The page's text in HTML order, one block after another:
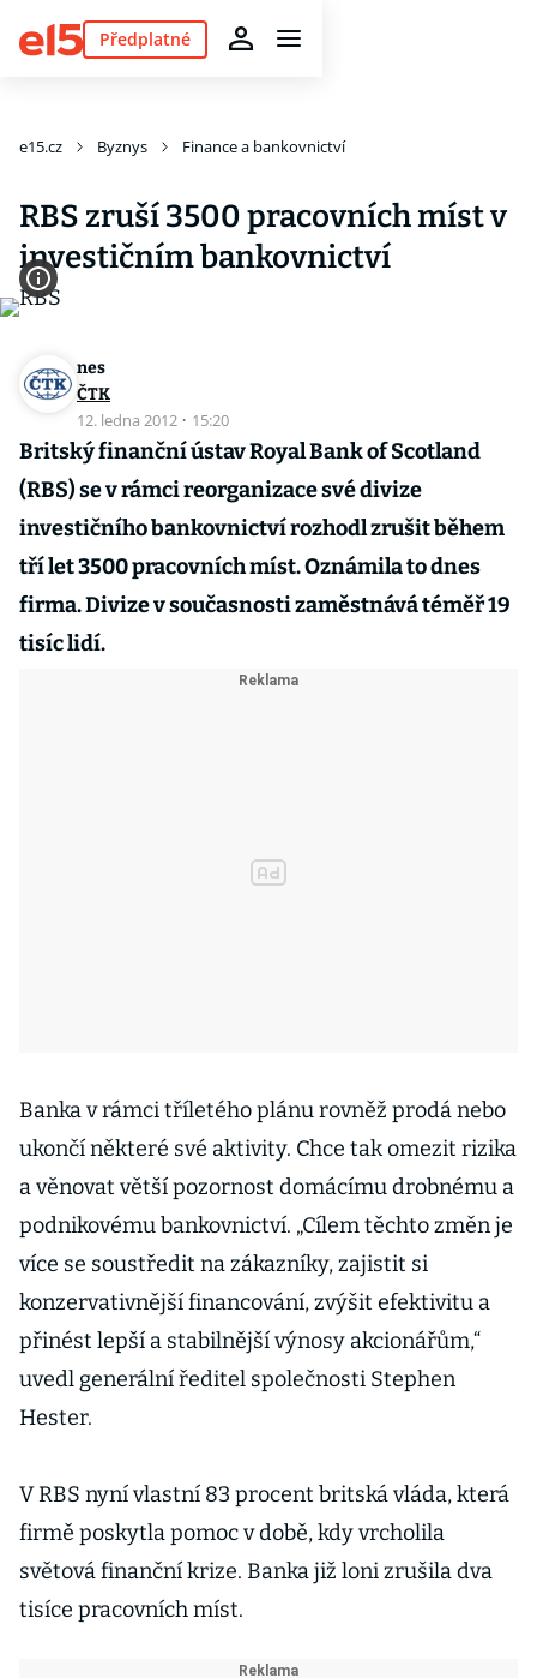
Předplatné
e15.cz Byznys Finance a bankovnictví
RBS zruší 3500 pracovních míst v
investičním bankovnictví
nes
ČTK
12. ledna 2012 · 15:20
Britský finanční ústav Royal Bank of Scotland
(RBS) se v rámci reorganizace své divize
investičního bankovnictví rozhodl zrušit během
tří let 3500 pracovních míst. Oznámila to dnes
firma. Divize v současnosti zaměstnává téměř 19
tisíc lidí.
Banka v rámci tříletého plánu rovněž prodá nebo
ukončí některé své aktivity. Chce tak omezit rizika
a věnovat větší pozornost domácímu drobnému a
podnikovému bankovnictví. „Cílem těchto změn je
více se soustředit na zákazníky, zajistit si
konzervativnější financování, zvýšit efektivitu a
přinést lepší a stabilnější výnosy akcionářům,“
uvedl generální ředitel společnosti Stephen
Hester.
V RBS nyní vlastní 83 procent britská vláda, která
firmě poskytla pomoc v době, kdy vrcholila
světová finanční krize. Banka již loni zrušila dva
tisíce pracovních míst.